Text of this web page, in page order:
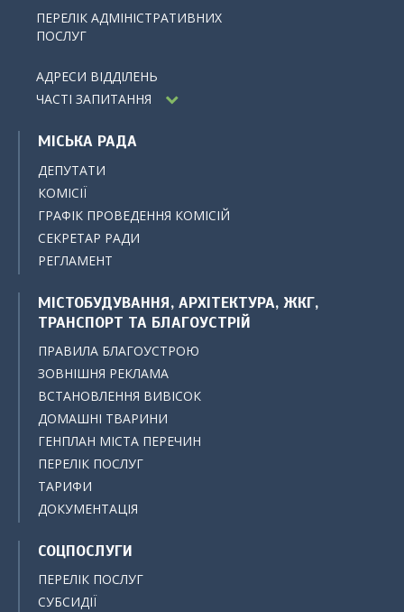
ПЕРЕЛІК АДМІНІСТРАТИВНИХ
ПОСЛУГ
АДРЕСИ ВІДДІЛЕНЬ
ЧАСТІ ЗАПИТАННЯ
МІСЬКА РАДА
ДЕПУТАТИ
КОМІСІЇ
ГРАФІК ПРОВЕДЕННЯ КОМІСІЙ
СЕКРЕТАР РАДИ
РЕГЛАМЕНТ
МІСТОБУДУВАННЯ, АРХІТЕКТУРА, ЖКГ,
ТРАНСПОРТ ТА БЛАГОУСТРІЙ
ПРАВИЛА БЛАГОУСТРОЮ
ЗОВНІШНЯ РЕКЛАМА
ВСТАНОВЛЕННЯ ВИВІСОК
ДОМАШНІ ТВАРИНИ
ГЕНПЛАН МІСТА ПЕРЕЧИН
ПЕРЕЛІК ПОСЛУГ
ТАРИФИ
ДОКУМЕНТАЦІЯ
СОЦПОСЛУГИ
ПЕРЕЛІК ПОСЛУГ
СУБСИДІЇ